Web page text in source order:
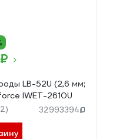
LB-52U (2,6 мм;
IWET-2610U
32993394